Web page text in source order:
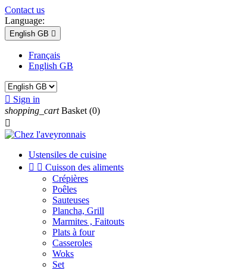
Contact us
Language:
English GB 
Français
English GB
 Sign in
shopping_cart Basket (0)

Ustensiles de cuisine
  Cuisson des aliments
Crépières
Poêles
Sauteuses
Plancha, Grill
Marmites , Faitouts
Plats à four
Casseroles
Woks
Set